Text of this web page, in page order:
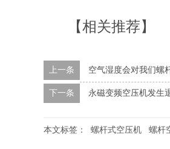
【相关推荐】
上一条 空气湿度会对我们螺
下一条 永磁变频空压机发生
本文标签： 螺杆式空压机 螺杆